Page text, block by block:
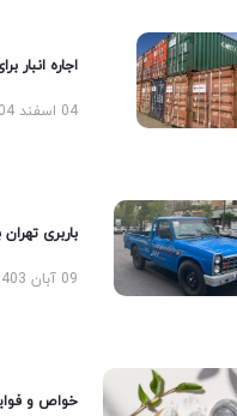
اجاره انبار
04 اسفند 1404
باربری
09 آبان 1403
خواص و